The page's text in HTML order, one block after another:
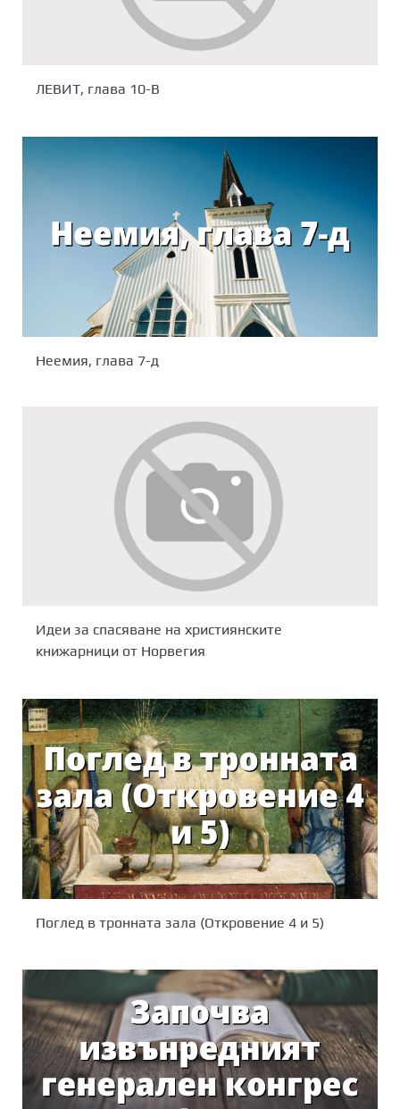
ЛЕВИТ, глава 10-В
Неемия, глава 7-д
Идеи за спасяване на християнските
книжарници от Норвегия
Поглед в тронната зала (Откровение 4 и 5)